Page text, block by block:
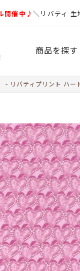
開催中♪＼リバティ
商品を探す
リバティプリント ハ